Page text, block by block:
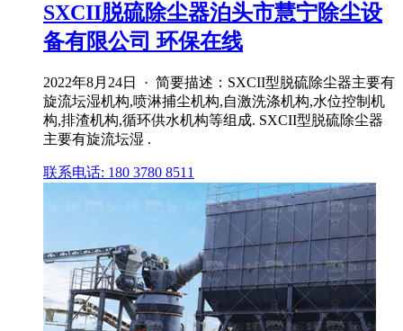
SXCII脱硫除尘器泊头市慧宁除尘设
备有限公司 环保在线
2022年8月24日 · 简要描述：SXCII型脱硫除尘器主要有
旋流坛湿机构,喷淋捕尘机构,自激洗涤机构,水位控制机
构,排渣机构,循环供水机构等组成. SXCII型脱硫除尘器
主要有旋流坛湿 .
联系电话: 180 3780 8511